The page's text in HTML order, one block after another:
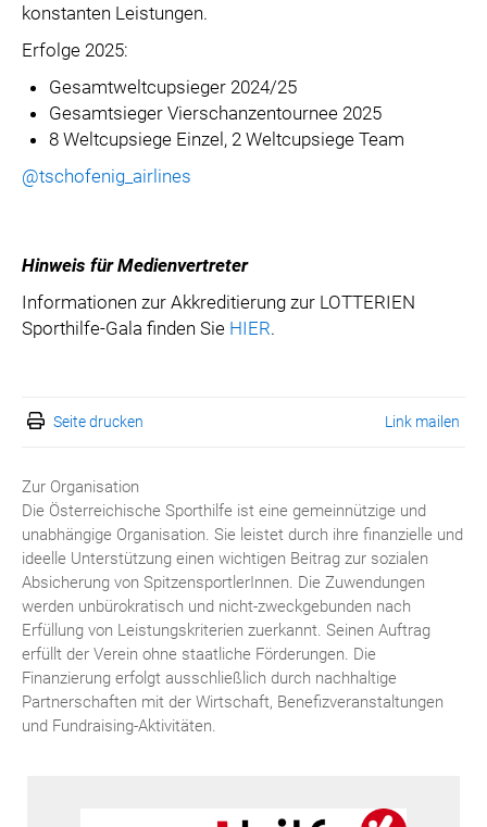
konstanten Leistungen.
Erfolge 2025:
Gesamtweltcupsieger 2024/25
Gesamtsieger Vierschanzentournee 2025
8 Weltcupsiege Einzel, 2 Weltcupsiege Team
@tschofenig_airlines
Hinweis für Medienvertreter
Informationen zur Akkreditierung zur LOTTERIEN
Sporthilfe-Gala finden Sie HIER.
Seite drucken Link mailen
Zur Organisation
Die Österreichische Sporthilfe ist eine gemeinnützige und
unabhängige Organisation. Sie leistet durch ihre finanzielle und
ideelle Unterstützung einen wichtigen Beitrag zur sozialen
Absicherung von SpitzensportlerInnen. Die Zuwendungen
werden unbürokratisch und nicht-zweckgebunden nach
Erfüllung von Leistungskriterien zuerkannt. Seinen Auftrag
erfüllt der Verein ohne staatliche Förderungen. Die
Finanzierung erfolgt ausschließlich durch nachhaltige
Partnerschaften mit der Wirtschaft, Benefizveranstaltungen
und Fundraising-Aktivitäten.